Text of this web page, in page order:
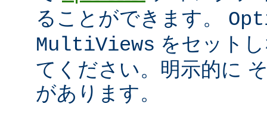
ることができます。
MultiViews をセット
てください。明示的に
があります。